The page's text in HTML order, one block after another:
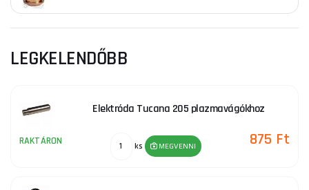
LEGKELENDŐBB
Elektróda Tucana 205 plazmavágókhoz
RAKTÁRON ks MEGVENNI 875 Ft